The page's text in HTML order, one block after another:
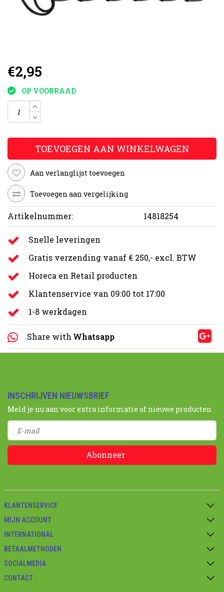
€2,95
OP VOORRAAD
TOEVOEGEN AAN WINKELWAGEN
Aan verlanglijst toevoegen
Toevoegen aan vergelijking
Artikelnummer: 14818254
Snelle leveringen
Gratis verzending vanaf € 250,- excl. BTW
Horeca en Retail producten
Klantenservice van 09:00 tot 17:00
1-8 werkdagen
Share with Whatsapp
INSCHRIJVEN NIEUWSBRIEF
Meld je nu aan voor extra informatie of nieuwe producten
Abonneer
KLANTENSERVICE
MIJN ACCOUNT
INTERNATIONAL
BETAALMETHODEN
SOCIALMEDIA
CONTACT